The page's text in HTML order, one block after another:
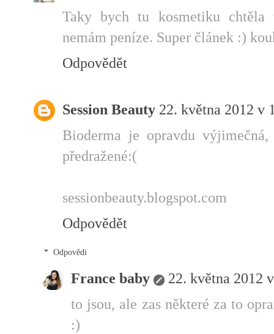
Taky bych tu kosmetiku
nemám peníze. Super článek :)
Odpovědět
Session Beauty 22. května 2012 v
Bioderma je opravdu
předražené:(
sessionbeauty.blogspot.com
Odpovědět
Odpovědi
France baby
22. května 2012
to jsou, ale zas některé za to
:)